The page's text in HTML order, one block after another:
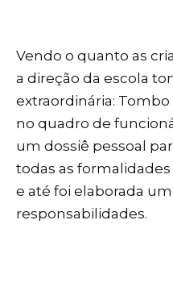
Vendo o quanto as
a direção da escola
extraordinária:
no quadro de
um dossiê pessoal
todas as
e até foi elaborada
responsabilidades.